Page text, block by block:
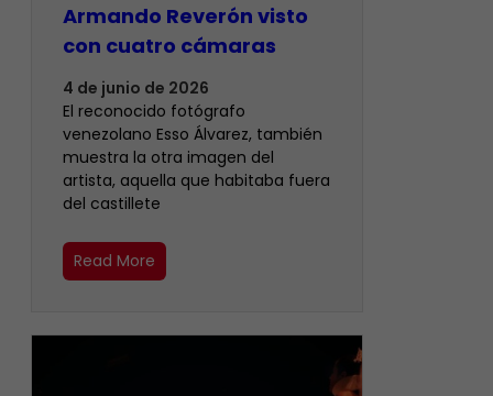
Armando Reverón visto
con cuatro cámaras
4 de junio de 2026
‎El reconocido fotógrafo
venezolano Esso Álvarez, también
muestra la otra imagen del
artista, aquella que habitaba fuera
del castillete ‎
Read More